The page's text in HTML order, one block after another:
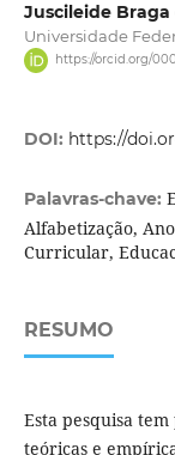
Juscileide Braga
Universidade
https://orcid.org/
DOI: https://
Palavras-chave:
Alfabetização,
Curricular,
RESUMO
Esta pesquisa
teóricas e